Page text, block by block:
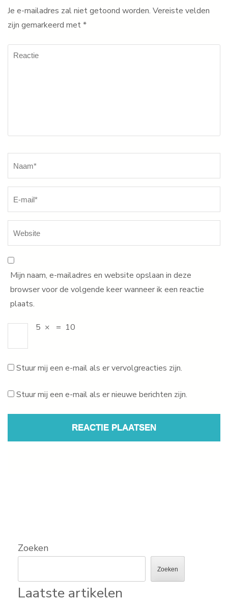
Je e-mailadres zal niet getoond worden. Vereiste velden
zijn gemarkeerd met*
Reactie
Mijn naam, e-mailadres en website opslaan in deze
browser voor de volgende keer wanneer ik een reactie
plaats.
5 × = 10
Stuur mij een e-mail als er vervolgreacties zijn.
Stuur mij een e-mail als er nieuwe berichten zijn.
Zoeken
Zoeken
Laatste artikelen